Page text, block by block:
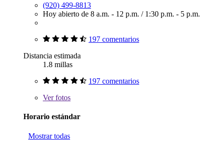
(920) 499-8813
Hoy abierto de 8 a.m. - 12 p.m. / 1:30 p.m. - 5 p.m.
197 comentarios
Distancia estimada
1.8 millas
197 comentarios
Verfotos
Horario estándar
Mostrar todas